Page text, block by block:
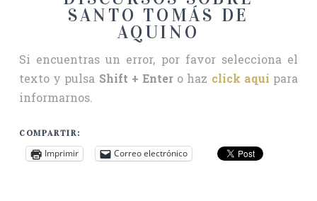
SANTO TOMÁS DE
AQUINO
Si encuentras un error, por favor selecciona el
texto y pulsa Shift + Enter o haz click aquí para
informarnos.
COMPARTIR:
Imprimir Correo electrónico